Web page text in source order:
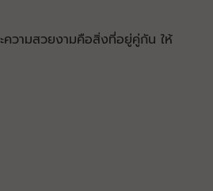
ความสวยงามคือสิ่งที่อยู่คู่กัน ให้